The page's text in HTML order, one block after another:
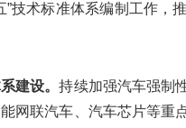
”技术标准体系编制工作，
建设。持续加强汽车强制
网联汽车、汽车芯片等重